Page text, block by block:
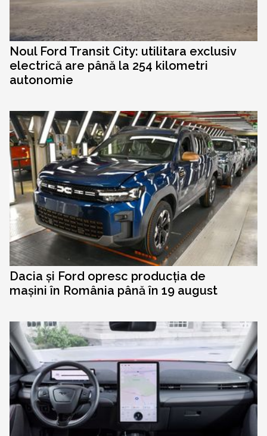
Noul Ford Transit City: utilitara exclusiv
electrică are până la 254 kilometri
autonomie
Dacia și Ford opresc producția de
mașini în România până în 19 august